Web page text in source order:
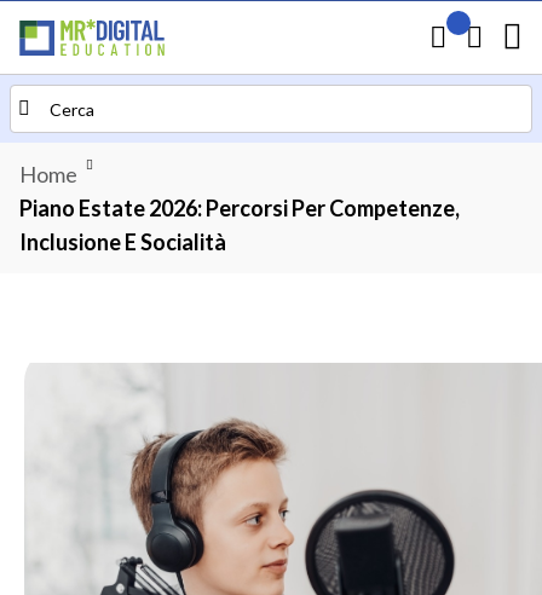
Carrello
Il mio
Search
Home
Piano Estate 2026: Percorsi Per Competenze,
Inclusione E Socialità